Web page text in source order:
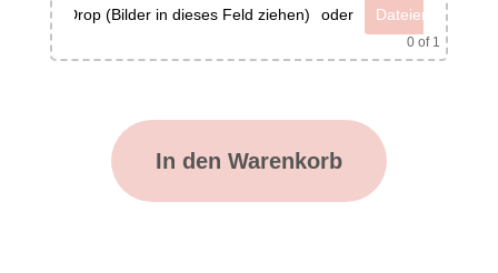
Drag & Drop (Bilder in dieses Feld ziehen) oder Dateien
0 of 1
In den Warenkorb